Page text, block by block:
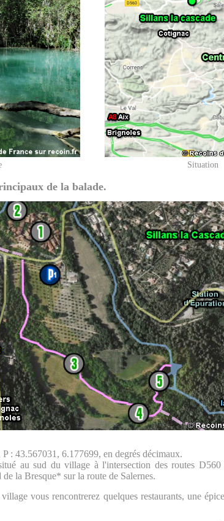
Situation
de la balade.
: 43.567031, 6.177699, en degrés décimaux.
au sud du village à l'intersection des routes
la Bresque* sur la route de Salernes.
vous rencontrerez quelques restaurants, une